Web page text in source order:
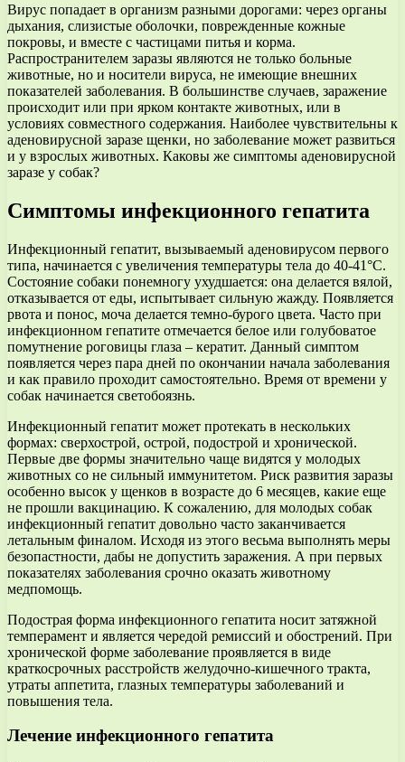
Вирус попадает в организм разными дорогами: через органы
дыхания, слизистые оболочки, поврежденные кожные
покровы, и вместе с частицами питья и корма.
Распространителем заразы являются не только больные
животные, но и носители вируса, не имеющие внешних
показателей заболевания. В большинстве случаев, заражение
происходит или при ярком контакте животных, или в
условиях совместного содержания. Наиболее чувствительны к
аденовирусной заразе щенки, но заболевание может развиться
и у взрослых животных. Каковы же симптомы аденовирусной
заразе у собак?
Симптомы инфекционного гепатита
Инфекционный гепатит, вызываемый аденовирусом первого
типа, начинается с увеличения температуры тела до 40-41°C.
Состояние собаки понемногу ухудшается: она делается вялой,
отказывается от еды, испытывает сильную жажду. Появляется
рвота и понос, моча делается темно-бурого цвета. Часто при
инфекционном гепатите отмечается белое или голубоватое
помутнение роговицы глаза – кератит. Данный симптом
появляется через пара дней по окончании начала заболевания
и как правило проходит самостоятельно. Время от времени у
собак начинается светобоязнь.
Инфекционный гепатит может протекать в нескольких
формах: сверхострой, острой, подострой и хронической.
Первые две формы значительно чаще видятся у молодых
животных со не сильный иммунитетом. Риск развития заразы
особенно высок у щенков в возрасте до 6 месяцев, какие еще
не прошли вакцинацию. К сожалению, для молодых собак
инфекционный гепатит довольно часто заканчивается
летальным финалом. Исходя из этого весьма выполнять меры
безопастности, дабы не допустить заражения. А при первых
показателях заболевания срочно оказать животному
медпомощь.
Подострая форма инфекционного гепатита носит затяжной
темперамент и является чередой ремиссий и обострений. При
хронической форме заболевание проявляется в виде
краткосрочных расстройств желудочно-кишечного тракта,
утраты аппетита, глазных температуры заболеваний и
повышения тела.
Лечение инфекционного гепатита